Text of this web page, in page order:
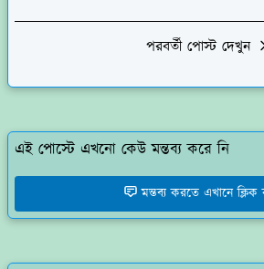
পরবর্তী পোস্ট দেখুন
এই পোস্টে এখনো কেউ মন্তব্য করে নি
মন্তব্য করতে এখানে